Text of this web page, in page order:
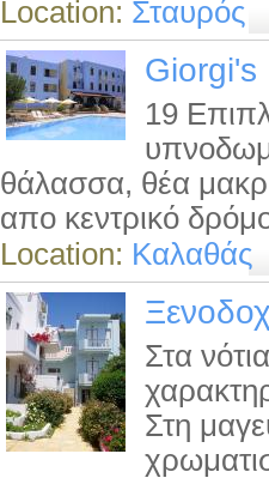
Location: Σταυρός
Giorgi's
19
θάλασσα, θέα
απο κεντρικό
Location: Καλαθάς
Στα
Στη